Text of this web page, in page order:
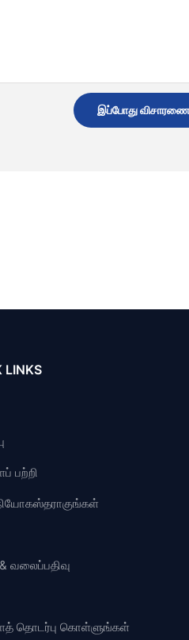
இப்போது விசாரணை
LINKS
பற்றி
வலைப்பதிவு
தொடர்பு கொள்ளுங்கள்